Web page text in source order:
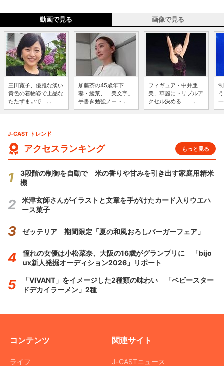
動画で見る 画像で見る
三田寛子、優雅な淡い
黄色の着物姿で上品な
たたずまいで ...
加藤茶の45歳年下
妻・綾菜、「美文字」
手書き勉強ノート...
フィギュア・中井亜
美、華麗にトリプルア
クセル決める 「...
J-CAST トレンド
アクセスランキング もっと見る
3段階の制御を自動で 米の香りや甘みを引き出す家庭用精米
機
米津玄師さんがイラストと文章を手がけたカード入りウエハ
ース菓子
ゼッテリア 期間限定「夏の和風おろしバーガーフェア」
憧れの女優は小松菜奈、大阪の16歳がグランプリに 「bijo
ux新人発掘オーディション2026」リポート
「VIVANT」をイメージした2種類の味わい 「ベビースター
ドデカイラーメン」2種
コンテンツ
ライフ
関連サイト
J-CASTニュース